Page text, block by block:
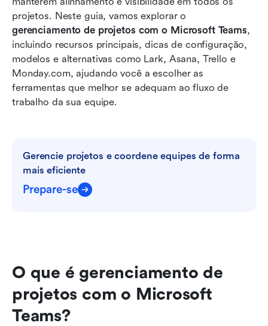
gerenciamento de projetos com o Microsoft Teams,
incluindo recursos principais, dicas de configuração,
modelos e alternativas como Lark, Asana, Trello e
Monday.com, ajudando você a escolher as
ferramentas que melhor se adequam ao fluxo de
trabalho da sua equipe.
Gerencie projetos e coordene equipes de forma
mais eficiente
Prepare-se
O que é gerenciamento de
projetos com o Microsoft
Teams?
Leitura relacionada